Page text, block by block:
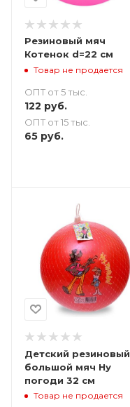
Резиновый мяч
Котенок d=22 см
Товар не продается
ОПТ от 5 тыс.
122 руб.
ОПТ от 15 тыс.
65 руб.
Детский резиновый
большой мяч Ну
погоди 32 см
Товар не продается